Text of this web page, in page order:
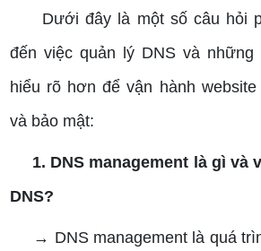
Dưới đây là một số câu hỏi
đến việc quản lý DNS và những
hiểu rõ hơn để vận hành
và bảo mật:
1. DNS management là gì và
DNS?
→ DNS management là quá